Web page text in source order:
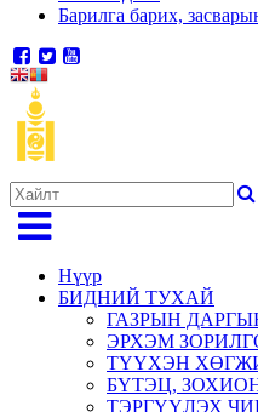
Барилга барих,
Нүүр
БИДНИЙ ТУХАЙ
ГАЗРЫН
ЭРХЭМ
ТҮҮХЭН
БҮТЭЦ,
ТЭРГҮҮЛЭХ